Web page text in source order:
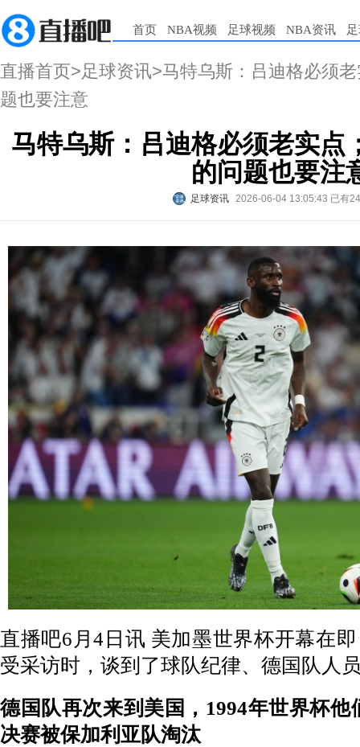
首页 NBA视频 足球视频 NBA资讯
直播首页>足球资讯>马特乌斯：吕迪格必须
题也要注意
马特乌斯：吕迪格必须老实点
的问题也要注
足球资讯 2026-06-04 13:05:43 已有
直播吧6月4日讯 美加墨世界杯开幕在
受采访时，谈到了球队纪律、德国队人
德国队再次来到美国，1994年世界杯他
决赛被保加利亚队淘汰